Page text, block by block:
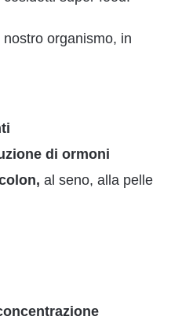
organismo, in
di ormoni
al seno, alla pelle